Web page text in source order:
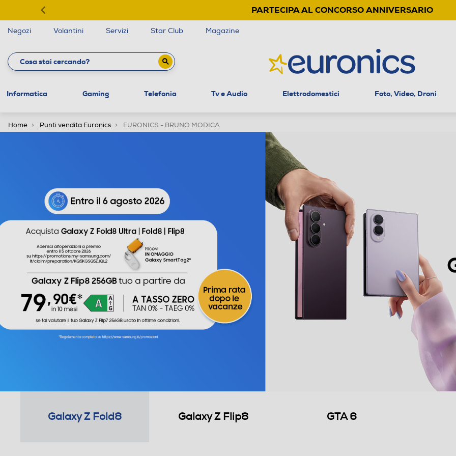
PARTECIPA AL CONCORSO ANNIVERSARIO
Negozi Volantini Servizi Star Club Magazine
Informatica Gaming Telefonia Tv e Audio Elettrodomestici Foto, Video, Droni
Home Punti vendita Euronics EURONICS - BRUNO MODICA
Galaxy Z Fold8 Galaxy Z Flip8 GTA 6